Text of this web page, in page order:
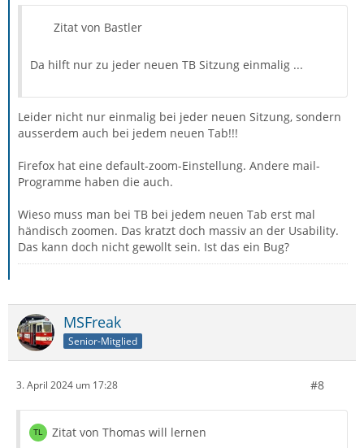
Zitat von Bastler
Da hilft nur zu jeder neuen TB Sitzung einmalig ...
Leider nicht nur einmalig bei jeder neuen Sitzung, sondern
ausserdem auch bei jedem neuen Tab!!!
Firefox hat eine default-zoom-Einstellung. Andere mail-
Programme haben die auch.
Wieso muss man bei TB bei jedem neuen Tab erst mal
händisch zoomen. Das kratzt doch massiv an der Usability.
Das kann doch nicht gewollt sein. Ist das ein Bug?
MSFreak
Senior-Mitglied
3. April 2024 um 17:28 #8
Zitat von Thomas will lernen